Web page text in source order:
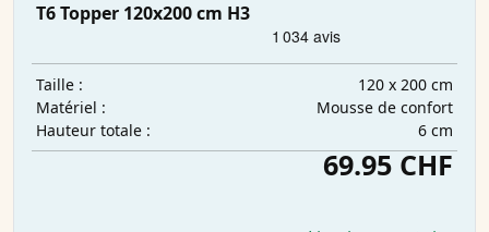
T6 Topper 120x200 cm H3
Taille :
120 x 200 cm
Matériel :
Mousse de confort
Hauteur totale :
6 cm
69.95 CHF